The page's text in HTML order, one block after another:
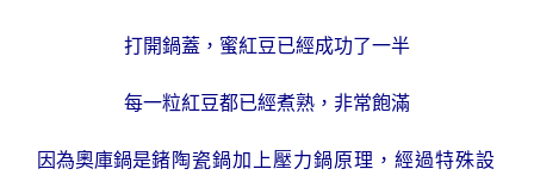
打開鍋蓋，蜜紅豆已經成功了一半
每一粒紅豆都已經煮熟，非常飽滿
因為奧庫鍋是鍺陶瓷鍋加上壓力鍋原理，經過特殊設